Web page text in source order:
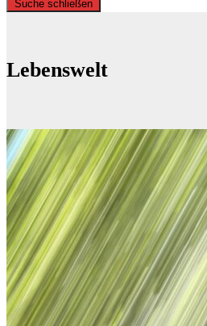
Suche schließen
Lebenswelt